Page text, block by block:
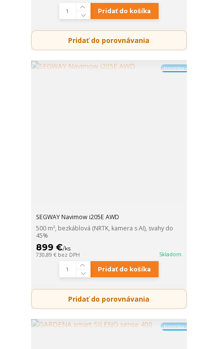
Pridať do košíka
Pridať do porovnávania
Novinka
SEGWAY Navimow i205E AWD
500 m², bezkáblová (NRTK, kamera s AI), svahy do
45%
899 €/ks
730,89 € bez DPH Skladom
Pridať do košíka
Pridať do porovnávania
Novinka